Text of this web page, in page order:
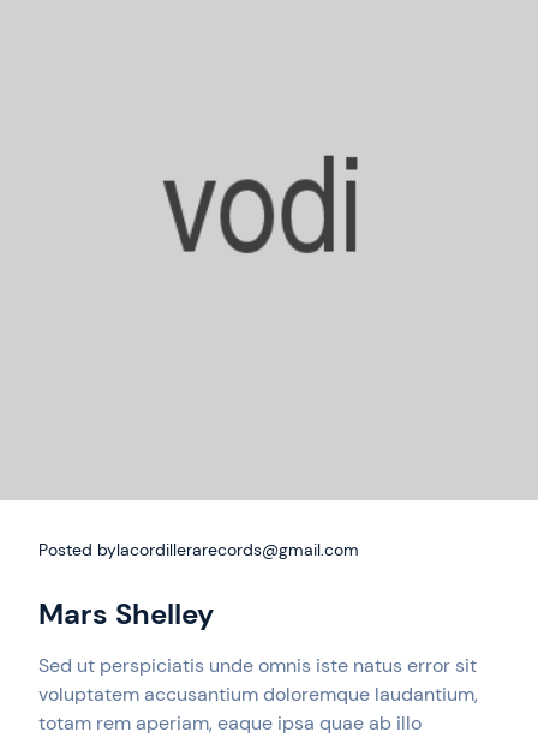
Posted bylacordillerarecords@gmail.com
Mars Shelley
Sed ut perspiciatis unde omnis iste natus error sit
voluptatem accusantium doloremque laudantium,
totam rem aperiam, eaque ipsa quae ab illo